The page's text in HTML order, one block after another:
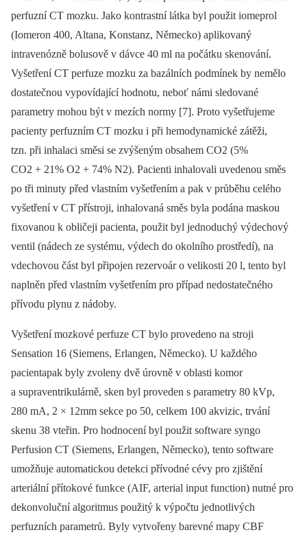
perfuzní CT mozku. Jako kontrastní látka byl použit iomeprol
(Iomeron 400, Altana, Konstanz, Německo) aplikovaný
intravenózně bolusově v dávce 40 ml na počátku skenování.
Vyšetření CT perfuze mozku za bazálních podmínek by nemělo
dostatečnou vypovídající hodnotu, neboť námi sledované
parametry mohou být v mezích normy [7]. Proto vyšetřujeme
pacienty perfuzním CT mozku i při hemodynamické zátěži,
tzn. při inhalaci směsi se zvýšeným obsahem CO2 (5%
CO2 + 21% O2 + 74% N2). Pacienti inhalovali uvedenou směs
po tři minuty před vlastním vyšetřením a pak v průběhu celého
vyšetření v CT přístroji, inhalovaná směs byla podána maskou
fixovanou k obličeji pacienta, použit byl jednoduchý výdechový
ventil (nádech ze systému, výdech do okolního prostředí), na
vdechovou část byl připojen rezervoár o velikosti 20 l, tento byl
naplněn před vlastním vyšetřením pro případ nedostatečného
přívodu plynu z nádoby.
Vyšetření mozkové perfuze CT bylo provedeno na stroji
Sensation 16 (Siemens, Erlangen, Německo). U každého
pacientapak byly zvoleny dvě úrovně v oblasti komor
a supraventrikulárně, sken byl proveden s parametry 80 kVp,
280 mA, 2 × 12mm sekce po 50, celkem 100 akvizic, trvání
skenu 38 vteřin. Pro hodnocení byl použit software syngo
Perfusion CT (Siemens, Erlangen, Německo), tento software
umožňuje automatickou detekci přívodné cévy pro zjištění
arteriální přítokové funkce (AIF, arterial input function) nutné pro
dekonvoluční algoritmus použitý k výpočtu jednotlivých
perfuzních parametrů. Byly vytvořeny barevné mapy CBF